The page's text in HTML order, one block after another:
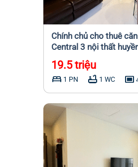
Chính chủ cho thuê
Central 3 nội thất
19.5 triệu
bed 1 PN bathtub 1 WC capture